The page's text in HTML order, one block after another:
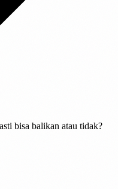
bisa balikan atau tidak?